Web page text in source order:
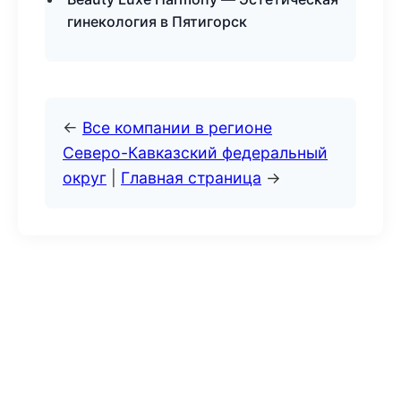
гинекология в Пятигорск
← Все компании в регионе
Северо-Кавказский федеральный
округ
Главная страница →